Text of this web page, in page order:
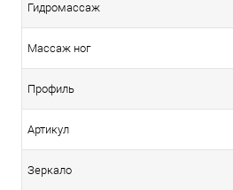
Гидромассаж
Массаж ног
Профиль
Артикул
Зеркало